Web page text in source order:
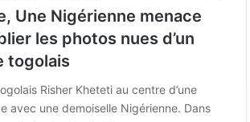
Une Nigérienne menace
les photos nues d’un
togolais
Risher Kheteti au centre d’une
avec une demoiselle Nigérienne. Dans